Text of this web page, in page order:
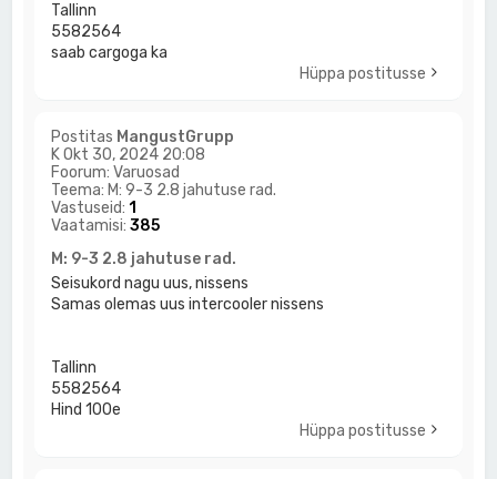
Tallinn
5582564
saab cargoga ka
Hüppa postitusse
Postitas MangustGrupp
K Okt 30, 2024 20:08
Foorum:Varuosad
Teema: M: 9-3 2.8 jahutuse rad.
Vastuseid:1
Vaatamisi:385
M: 9-3 2.8 jahutuse rad.
Seisukord nagu uus, nissens
Samas olemas uus intercooler nissens
Tallinn
5582564
Hind 100e
Hüppa postitusse